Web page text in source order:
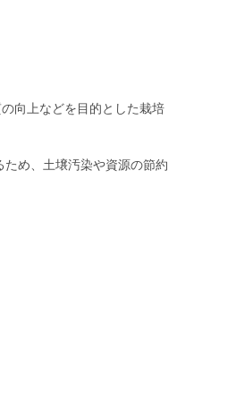
向上などを目的とした栽培
め、土壌汚染や資源の節約